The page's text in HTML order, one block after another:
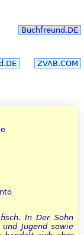
Buchfreund.DE
ZVAB.COM
In Der Sohn
Jugend sowie